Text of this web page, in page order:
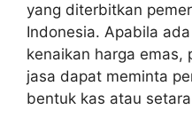
yang diterbitkan
Indonesia. Apabila
kenaikan harga emas,
jasa dapat meminta
bentuk kas atau